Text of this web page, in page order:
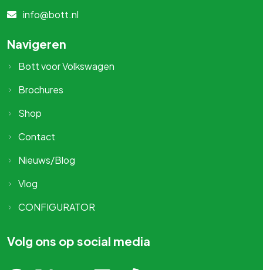
info@bott.nl
Navigeren
Bott voor Volkswagen
Brochures
Shop
Contact
Nieuws/Blog
Vlog
CONFIGURATOR
Volg ons op social media